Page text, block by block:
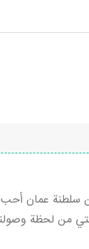
من سلطنة عمان
من لحظة